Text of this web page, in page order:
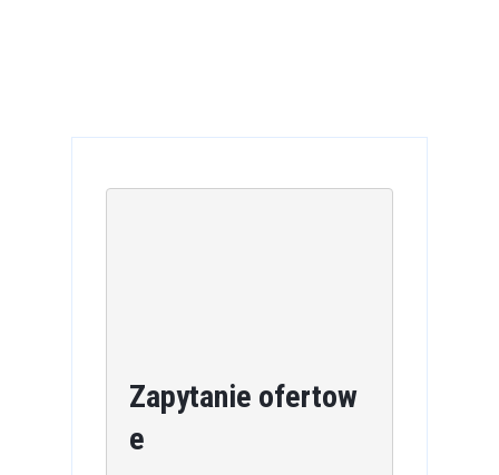
Zapytanie ofertow
e